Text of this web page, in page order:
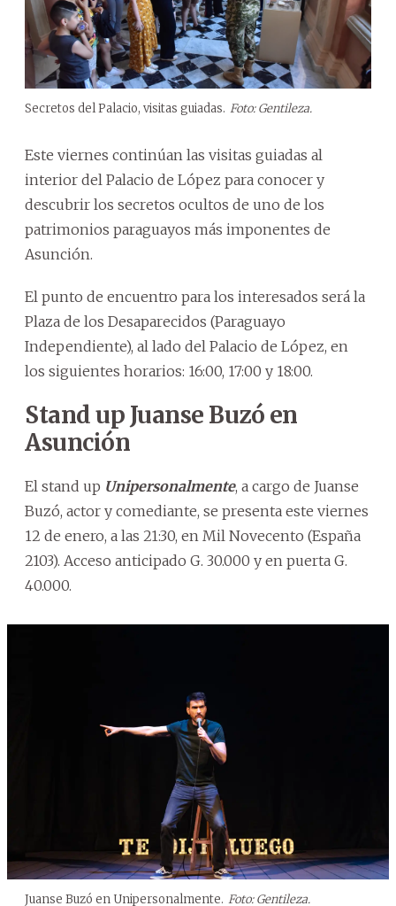
Secretos del Palacio, visitas guiadas. Foto: Gentileza.
Este viernes continúan las visitas guiadas al
interior del Palacio de López para conocer y
descubrir los secretos ocultos de uno de los
patrimonios paraguayos más imponentes de
Asunción.
El punto de encuentro para los interesados será la
Plaza de los Desaparecidos (Paraguayo
Independiente), al lado del Palacio de López, en
los siguientes horarios: 16:00, 17:00 y 18:00.
Stand up Juanse Buzó en
Asunción
El stand up Unipersonalmente, a cargo de Juanse
Buzó, actor y comediante, se presenta este viernes
12 de enero, a las 21:30, en Mil Novecento (España
2103). Acceso anticipado G. 30.000 y en puerta G.
40.000.
Juanse Buzó en Unipersonalmente. Foto: Gentileza.